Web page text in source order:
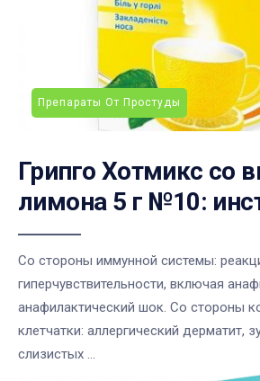
Препараты От Простуды
Грипго Хотмикс со
лимона 5 г №10:
Со стороны иммунной системы:
гиперчувствительности, включая
анафилактический шок. Со стороны
клетчатки: аллергический дерматит,
слизистых ...